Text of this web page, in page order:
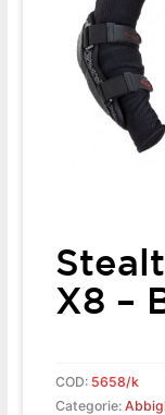
X8 –
COD: 5658/k
Categorie: